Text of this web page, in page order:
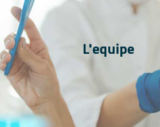
L'equipe